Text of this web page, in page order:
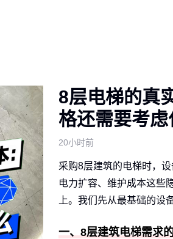
8层电梯的真
格还需要考虑
20小时前
采购8层建筑的电梯时，
电力扩容、维护成本这些
上。我们先从最基础的设
一、8层建筑电梯需求